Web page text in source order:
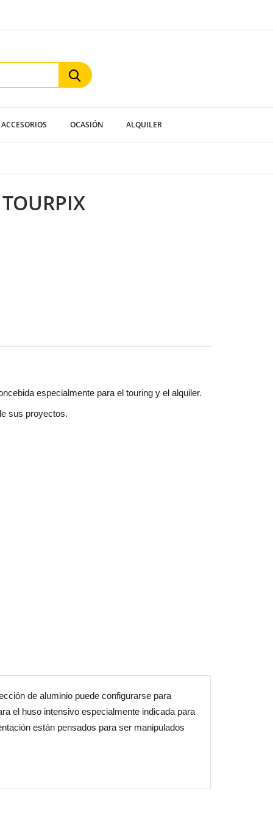
ACCESORIOS OCASIÓN ALQUILER
especialmente para el touring y el alquiler.
sus proyectos.
de aluminio puede configurarse para
el huso intensivo especialmente indicada para
están pensados para ser manipulados